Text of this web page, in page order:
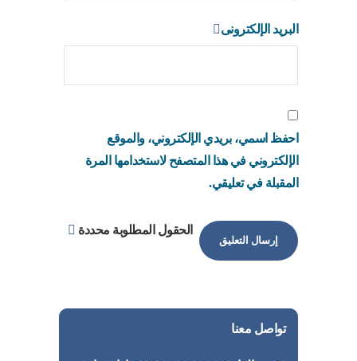
البريد الإلكترونى
احفظ اسمي، بريدي الإلكتروني، والموقع
الإلكتروني في هذا المتصفح لاستخدامها المرة
المقبلة في تعليقي.
الحقول المطلوبة محددة
تواصل معنا